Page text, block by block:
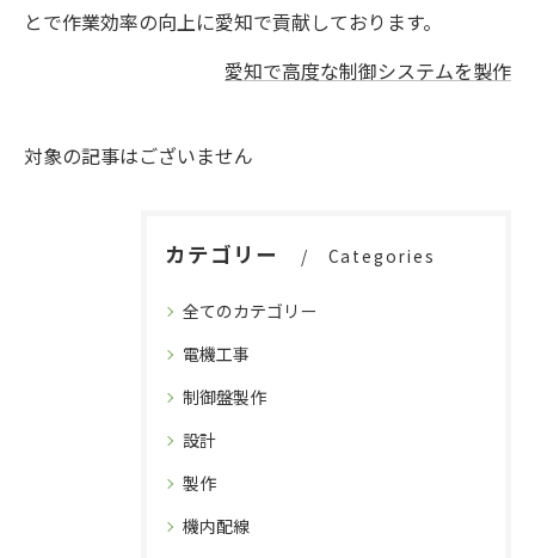
とで作業効率の向上に愛知で貢献しております。
愛知で高度な制御システムを製作
対象の記事はございません
カテゴリー Categories
全てのカテゴリー
電機工事
制御盤製作
設計
製作
機内配線